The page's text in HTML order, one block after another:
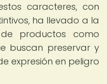
caracteres, con
ha llevado a la
productos como
buscan preservar y
expresión en peligro